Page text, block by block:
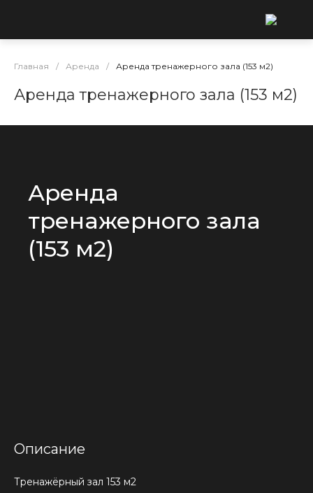
Главная / Аренда / Аренда тренажерного зала (153 м2)
Аренда тренажерного зала (153 м2)
Аренда
тренажерного зала
(153 м2)
Описание
Тренажёрный зал 153 м2